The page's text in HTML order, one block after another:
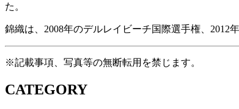
た。
錦織は、2008年のデルレイビーチ国際選手権、2012
※記載事項、写真等の無断転用を禁じます。
CATEGORY